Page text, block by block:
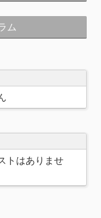
ム
トはありませ